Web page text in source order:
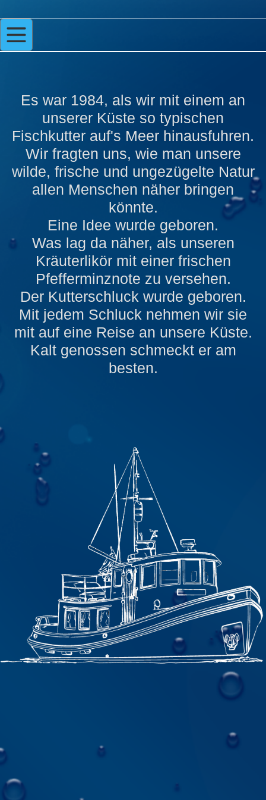
Es war 1984, als wir mit einem an
unserer Küste so typischen
Fischkutter auf's Meer hinausfuhren.
Wir fragten uns, wie man unsere
wilde, frische und ungezügelte Natur
allen Menschen näher bringen
könnte.
Eine Idee wurde geboren.
Was lag da näher, als unseren
Kräuterlikör mit einer frischen
Pfefferminznote zu versehen.
Der Kutterschluck wurde geboren.
Mit jedem Schluck nehmen wir sie
mit auf eine Reise an unsere Küste.
Kalt genossen schmeckt er am
besten.